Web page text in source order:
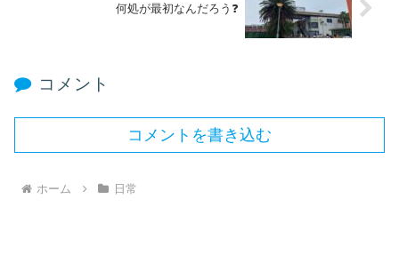
何処が最初なんだろう❓
コメント
コメントを書き込む
ホーム 日常